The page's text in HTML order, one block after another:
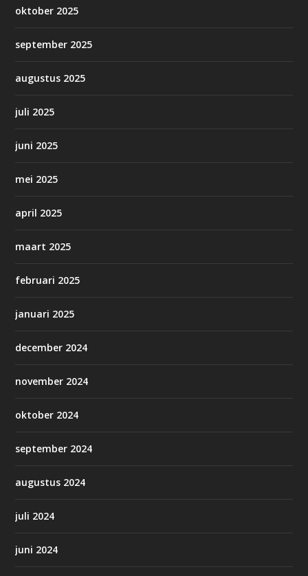
oktober 2025
september 2025
augustus 2025
juli 2025
juni 2025
mei 2025
april 2025
maart 2025
februari 2025
januari 2025
december 2024
november 2024
oktober 2024
september 2024
augustus 2024
juli 2024
juni 2024